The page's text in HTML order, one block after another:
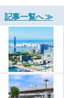
記事一覧へ ≫